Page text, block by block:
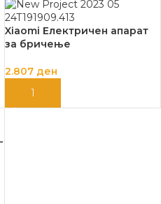
Xiaomi Електричен апарат
за бричење
2.807 ден
ДОДАЈ ВО КОШНИЦА